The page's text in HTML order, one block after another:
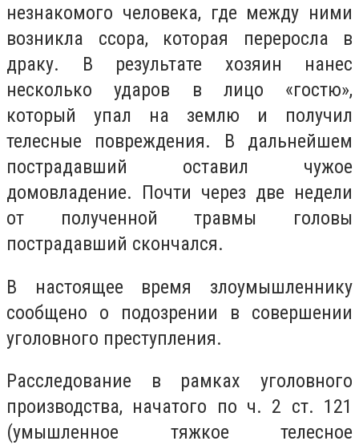
незнакомого человека, где между ними
возникла ссора, которая переросла в
драку. В результате хозяин нанес
несколько ударов в лицо «гостю»,
который упал на землю и получил
телесные повреждения. В дальнейшем
пострадавший оставил чужое
домовладение. Почти через две недели
от полученной травмы головы
пострадавший скончался.
В настоящее время злоумышленнику
сообщено о подозрении в совершении
уголовного преступления.
Расследование в рамках уголовного
производства, начатого по ч. 2 ст. 121
(умышленное тяжкое телесное